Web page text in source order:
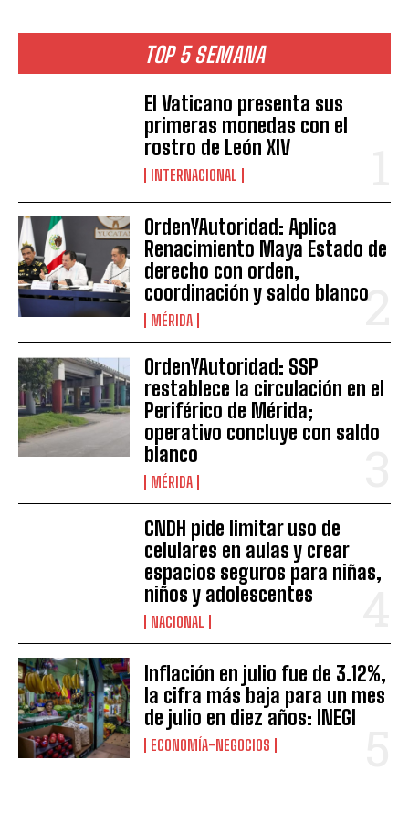
TOP 5 SEMANA
El Vaticano presenta sus
primeras monedas con el
rostro de León XIV
INTERNACIONAL
OrdenYAutoridad: Aplica
Renacimiento Maya Estado de
derecho con orden,
coordinación y saldo blanco
MÉRIDA
OrdenYAutoridad: SSP
restablece la circulación en el
Periférico de Mérida;
operativo concluye con saldo
blanco
MÉRIDA
CNDH pide limitar uso de
celulares en aulas y crear
espacios seguros para niñas,
niños y adolescentes
NACIONAL
Inflación en julio fue de 3.12%,
la cifra más baja para un mes
de julio en diez años: INEGI
ECONOMÍA-NEGOCIOS